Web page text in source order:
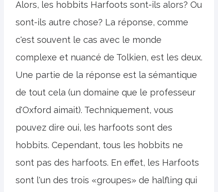
Alors, les hobbits Harfoots sont-ils alors? Ou
sont-ils autre chose? La réponse, comme
c'est souvent le cas avec le monde
complexe et nuancé de Tolkien, est les deux.
Une partie de la réponse est la sémantique
de tout cela (un domaine que le professeur
d'Oxford aimait). Techniquement, vous
pouvez dire oui, les harfoots sont des
hobbits. Cependant, tous les hobbits ne
sont pas des harfoots. En effet, les Harfoots
sont l'un des trois «groupes» de halfling qui